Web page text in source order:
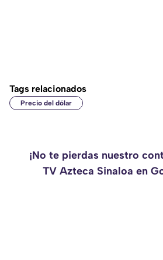
Tags relacionados
Precio del dólar
¡No te pierdas nuestro
TV Azteca Sinaloa en